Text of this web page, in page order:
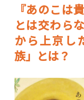
『あのこ
とは交わら
から上京し
族」とは？